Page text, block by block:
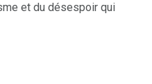
et du désespoir qui